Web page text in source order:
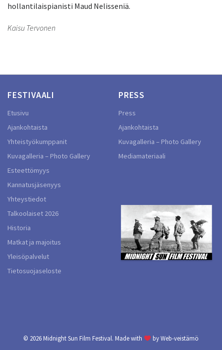
hollantilaispianisti Maud Nelisseniä.
Kaisu Tervonen
FESTIVAALI
Etusivu
Ajankohtaista
Yhteistyökumppanit
Kuvagalleria – Photo Gallery
Esteettömyys
Kannatusjäsenyys
Yhteystiedot
Talkoolaiset 2026
Historia
Matkat ja majoitus
Yleisöpalvelut
Tietosuojaseloste
PRESS
Press
Ajankohtaista
Kuvagalleria – Photo Gallery
Mediamateriaali
© 2026Midnight Sun Film Festival. Made with byWeb-veistämö